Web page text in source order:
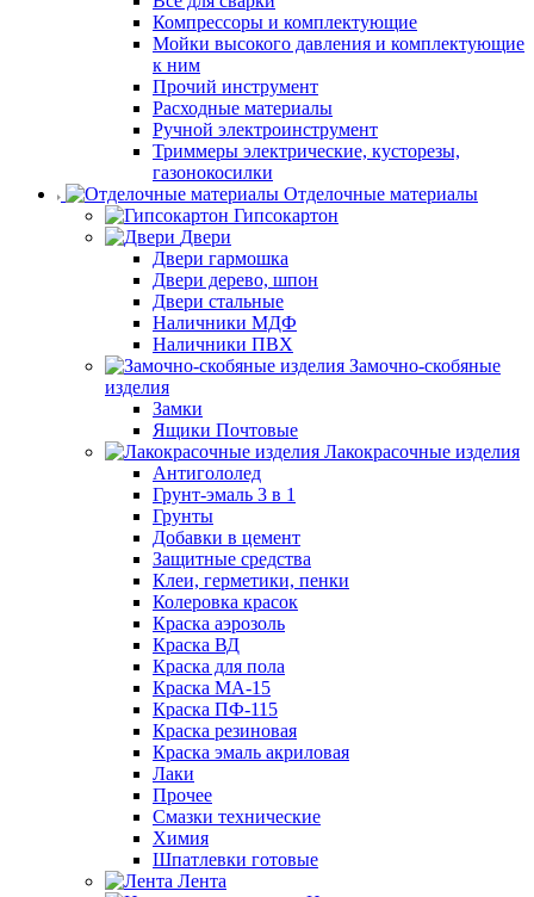
Компрессоры и комплектующие
Мойки высокого давления и комплектующие
к ним
Прочий инструмент
Расходные материалы
Ручной электроинструмент
Триммеры электрические, кусторезы,
газонокосилки
Отделочные материалы
Гипсокартон
Двери
Двери гармошка
Двери дерево, шпон
Двери стальные
Наличники МДФ
Наличники ПВХ
Замочно-скобяные
изделия
Замки
Ящики Почтовые
Лакокрасочные изделия
Антигололед
Грунт-эмаль 3 в 1
Грунты
Добавки в цемент
Защитные средства
Клеи, герметики, пенки
Колеровка красок
Краска аэрозоль
Краска ВД
Краска для пола
Краска МА-15
Краска ПФ-115
Краска резиновая
Краска эмаль акриловая
Лаки
Прочее
Смазки технические
Химия
Шпатлевки готовые
Лента